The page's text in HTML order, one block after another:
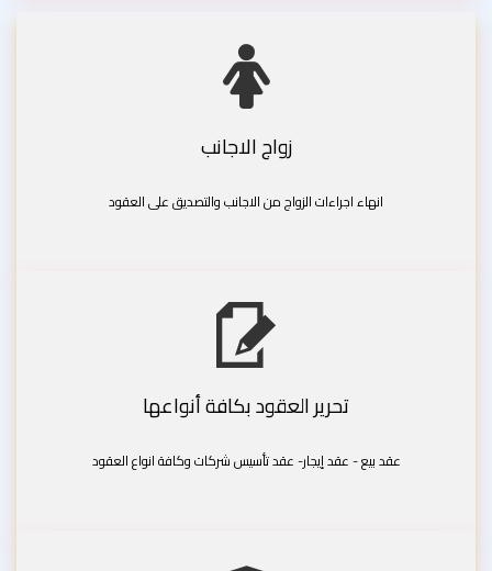
زواج الاجانب
انهاء اجراءات الزواج من الاجانب والتصديق على العقود
تحرير العقود بكافة أنواعها
عقد بيع - عقد إيجار- عقد تأسيس شركات وكافة انواع العقود